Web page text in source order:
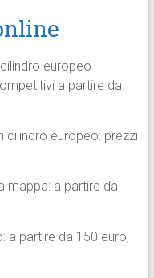
europeo
a partire da
cilindro europeo: prezzi
mappa: a partire da
a partire da 150 euro,